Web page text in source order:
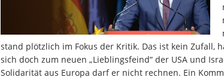
stand plötzlich im Fokus der Kritik. Das ist kein Zufall,
sich doch zum neuen „Lieblingsfeind“ der USA und
Solidarität aus Europa darf er nicht rechnen. Ein